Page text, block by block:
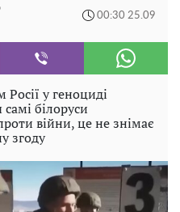
00:30 25.09
Росії у геноциді
білоруси
війни, це не знімає
згоду